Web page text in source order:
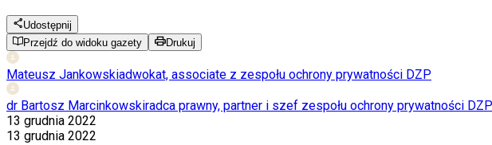
Udostępnij
Przejdź do widoku gazety
Drukuj
Mateusz Jankowskiadwokat, associate z zespołu ochrony prywatności DZP
dr Bartosz Marcinkowskiradca prawny, partner i szef zespołu ochrony prywatności DZP
13 grudnia 2022
13 grudnia 2022